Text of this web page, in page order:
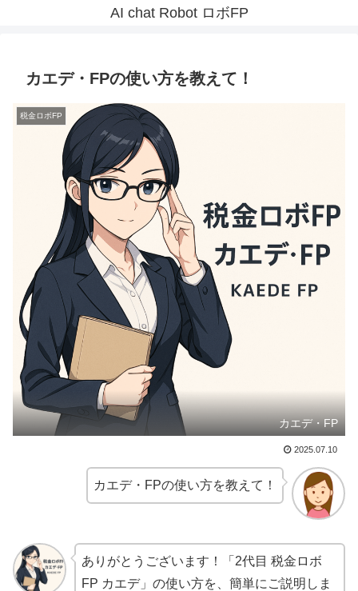
AI chat Robot ロボFP
カエデ・FPの使い方を教えて！
税金ロボFP
カエデ・FP
2025.07.10
カエデ・FPの使い方を教えて！
ありがとうございます！「2代目 税金ロボ
FP カエデ」の使い方を、簡単にご説明しま